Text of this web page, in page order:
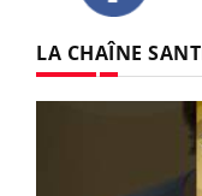
LA CHAÎNE